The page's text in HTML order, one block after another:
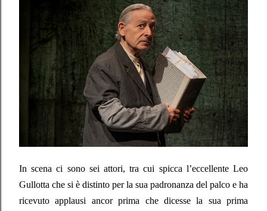
In scena ci sono sei attori, tra cui spicca l’eccellente Leo
Gullotta che si è distinto per la sua padronanza del palco e ha
ricevuto applausi ancor prima che dicesse la sua prima